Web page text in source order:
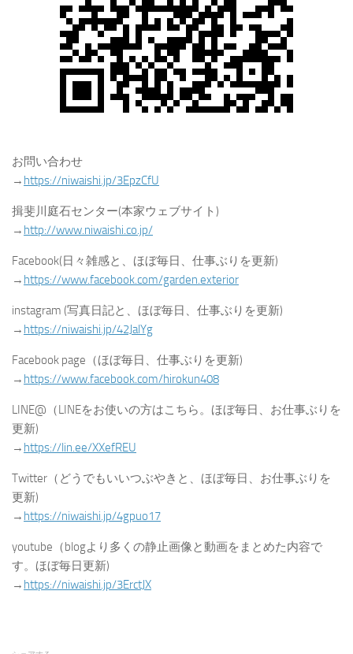
お問い合わせ
→ https://niwaishi.jp/3EpzCfU
揖斐川庭石センター(本家ウェブサイト)
→ http://www.niwaishi.co.jp/
Facebook(日々雑感と、ほぼ毎日、仕事ぶりを更新)
→ https://www.facebook.com/garden.exterior
instagram (写真日記と、ほぼ毎日、仕事ぶりを更新)
→ https://niwaishi.jp/42JalYg
Facebook page（ほぼ毎日、仕事ぶりを更新)
→ https://www.facebook.com/hirokun408
LINE@（LINEをお使いの方はこちら。ほぼ毎日、お仕事ぶりを
更新)
→ https://lin.ee/XXefREU
Twitter（どうでもいいつぶやきと、ほぼ毎日、お仕事ぶりを
更新)
→ https://niwaishi.jp/4gpuo17
youtube（blogより多くの静止画像と動画をまとめた内容で
す。ほぼ毎日更新)
→ https://niwaishi.jp/3ErctJX